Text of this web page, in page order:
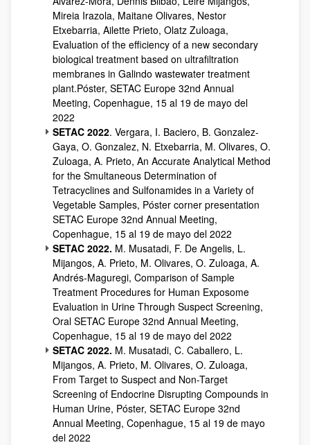
Mireia Irazola, Maitane Olivares, Nestor
Etxebarria, Ailette Prieto, Olatz Zuloaga,
Evaluation of the efficiency of a new secondary
biological treatment based on ultrafiltration
membranes in Galindo wastewater treatment
plant.Póster, SETAC Europe 32nd Annual
Meeting, Copenhague, 15 al 19 de mayo del
2022
SETAC 2022. Vergara, I. Baciero, B. Gonzalez-
Gaya, O. Gonzalez, N. Etxebarria, M. Olivares, O.
Zuloaga, A. Prieto, An Accurate Analytical Method
for the Smultaneous Determination of
Tetracyclines and Sulfonamides in a Variety of
Vegetable Samples, Póster corner presentation
SETAC Europe 32nd Annual Meeting,
Copenhague, 15 al 19 de mayo del 2022
SETAC 2022. M. Musatadi, F. De Angelis, L.
Mijangos, A. Prieto, M. Olivares, O. Zuloaga, A.
Andrés-Maguregi, Comparison of Sample
Treatment Procedures for Human Exposome
Evaluation in Urine Through Suspect Screening,
Oral SETAC Europe 32nd Annual Meeting,
Copenhague, 15 al 19 de mayo del 2022
SETAC 2022. M. Musatadi, C. Caballero, L.
Mijangos, A. Prieto, M. Olivares, O. Zuloaga,
From Target to Suspect and Non-Target
Screening of Endocrine Disrupting Compounds in
Human Urine, Póster, SETAC Europe 32nd
Annual Meeting, Copenhague, 15 al 19 de mayo
del 2022